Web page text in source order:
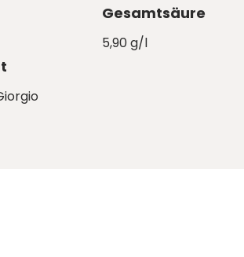
Gesamtsäure
5,90 g/l